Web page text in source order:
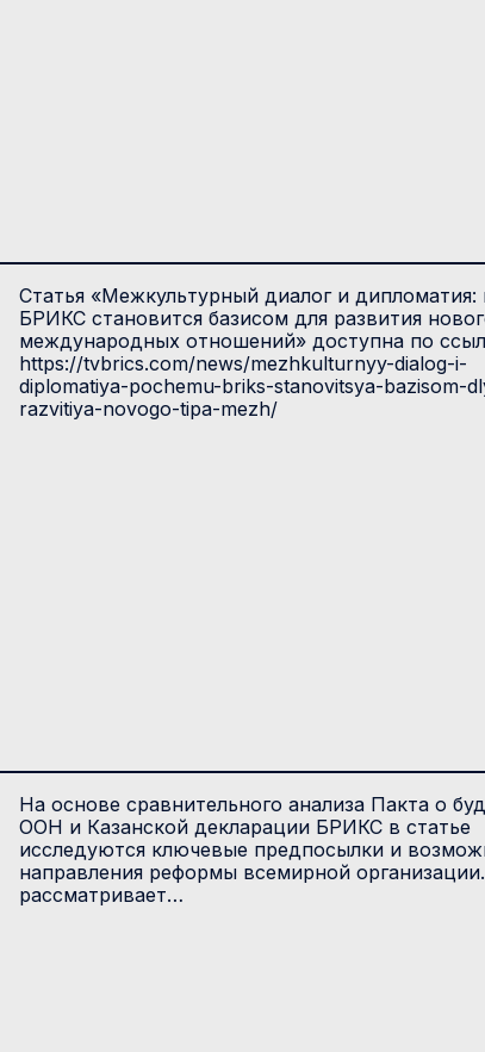
Статья «Межкультурный диалог и дипломатия:
БРИКС становится базисом для развития
международных отношений» доступна по
https://tvbrics.com/news/mezhkulturnyy-dialog-i-
diplomatiya-pochemu-briks-stanovitsya-bazisom-
razvitiya-novogo-tipa-mezh/
На основе сравнительного анализа Пакта о
ООН и Казанской декларации БРИКС в статье
исследуются ключевые предпосылки и
направления реформы всемирной
рассматривает…